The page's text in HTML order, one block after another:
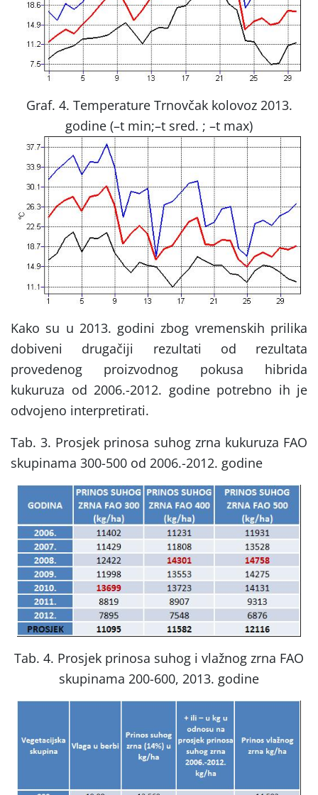
Graf. 4. Temperature Trnovčak kolovoz 2013.
godine (–t min;–t sred. ; –t max)
Kako su u 2013. godini zbog vremenskih prilika
dobiveni drugačiji rezultati od rezultata
provedenog proizvodnog pokusa hibrida
kukuruza od 2006.-2012. godine potrebno ih je
odvojeno interpretirati.
Tab. 3. Prosjek prinosa suhog zrna kukuruza FAO
skupinama 300-500 od 2006.-2012. godine
Tab. 4. Prosjek prinosa suhog i vlažnog zrna FAO
skupinama 200-600, 2013. godine